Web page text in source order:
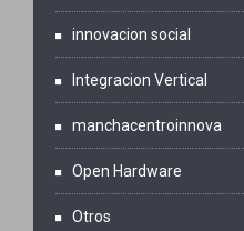
innovacion social
Integracion Vertical
manchacentroinnova
Open Hardware
Otros